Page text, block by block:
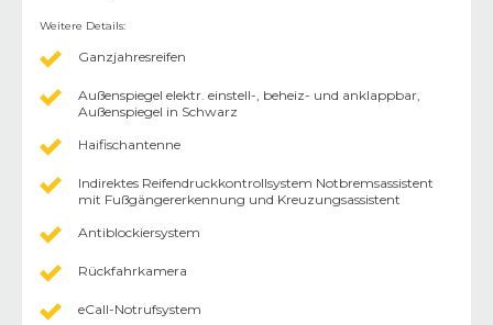
Weitere Details:
Ganzjahresreifen
Außenspiegel elektr. einstell-, beheiz- und anklappbar,
Außenspiegel in Schwarz
Haifischantenne
Indirektes Reifendruckkontrollsystem Notbremsassistent
mit Fußgängererkennung und Kreuzungsassistent
Antiblockiersystem
Rückfahrkamera
eCall-Notrufsystem